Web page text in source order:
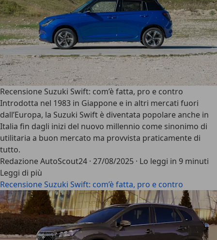
Recensione Suzuki Swift: com’è fatta, pro e contro
Introdotta nel 1983 in Giappone e in altri mercati fuori
dall’Europa, la Suzuki Swift è diventata popolare anche in
Italia fin dagli inizi del nuovo millennio come sinonimo di
utilitaria a buon mercato ma provvista praticamente di
tutto.
Redazione AutoScout24 · 27/08/2025 · Lo leggi in 9 minuti
Leggi di più
Recensione Suzuki Swift: com’è fatta, pro e contro